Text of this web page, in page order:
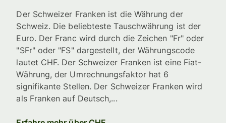
Der Schweizer Franken ist die Währung der
Schweiz. Die beliebteste Tauschwährung ist der
Euro. Der Franc wird durch die Zeichen "Fr" oder
"SFr" oder "FS" dargestellt, der Währungscode
lautet CHF. Der Schweizer Franken ist eine Fiat-
Währung, der Umrechnungsfaktor hat 6
signifikante Stellen. Der Schweizer Franken wird
als Franken auf Deutsch,...